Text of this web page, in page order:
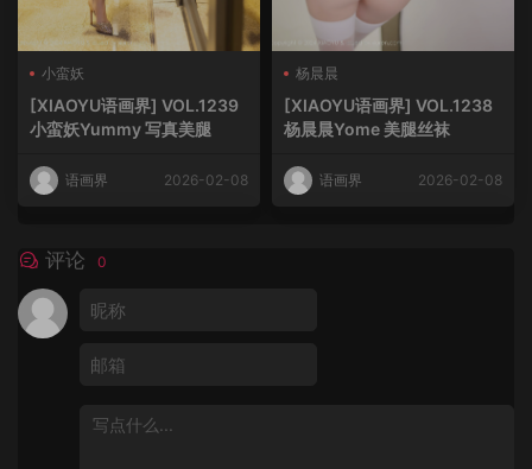
小蛮妖
[XIAOYU语画界] VOL.1239
小蛮妖Yummy 写真美腿
语画界 2026-02-08
杨晨晨
[XIAOYU语画界] VOL.1238
杨晨晨Yome 美腿丝袜
语画界 2026-02-08
评论 0